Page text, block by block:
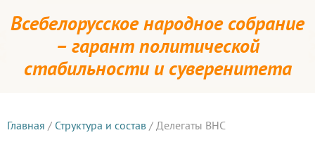
Всебелорусское народное собрание
– гарант политической
стабильности и суверенитета
Главная / Структура и состав / Делегаты ВНС